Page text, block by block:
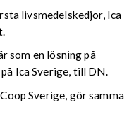
livsmedelskedjor, Ica
som en lösning på
Ica Sverige, till DN.
Sverige, gör samma